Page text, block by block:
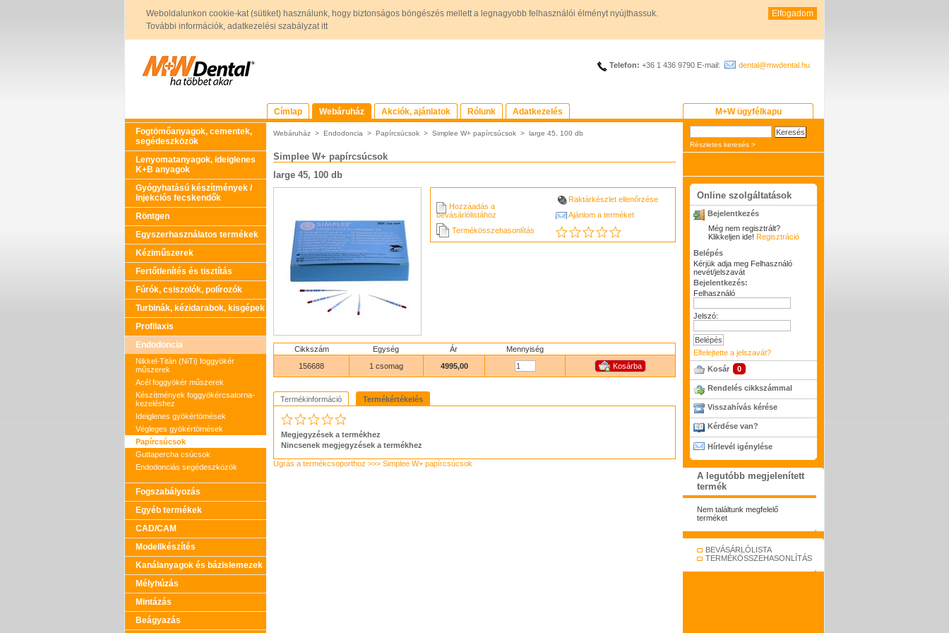
Weboldalunkon cookie-kat (sütiket) használunk, hogy biztonságos böngészés mellett a legnagyobb felhasználói élményt nyújthassuk.
További információk, adatkezelési szabályzat itt
Elfogadom
Telefon: +36 1 436 9790 E-mail: dental@mwdental.hu
Címlap Webáruház Akciók, ajánlatok Rólunk Adatkezelés
M+W ügyfélkapu
Fogtömőanyagok, cementek,
segédeszközök
Lenyomatanyagok, ideiglenes
K+B anyagok
Gyógyhatású készítmények /
Injekciós fecskendők
Röntgen
Egyszerhasználatos termékek
Kéziműszerek
Fertőtlenítés és tisztítás
Fúrók, csiszolók, polírozók
Turbinák, kézidarabok, kisgépek
Profilaxis
Endodoncia
Nikkel-Titán (NiTi) foggyökér
műszerek
Acél foggyökér műszerek
Készítmények foggyökércsatorna-
kezeléshez
Ideiglenes gyökértömések
Végleges gyökértömések
Papírcsúcsok
Guttapercha csúcsok
Endodonciás segédeszközök
Fogszabályozás
Egyéb termékek
CAD/CAM
Modellkészítés
Kanálanyagok és bázislemezek
Mélyhúzás
Mintázás
Beágyazás
Webáruház > Endodoncia > Papírcsúcsok > Simplee W+ papírcsúcsok > large 45, 100 db
Simplee W+ papírcsúcsok
large 45, 100 db
Hozzáadás a
bevásárlólistához
Termékösszehasonlítás
Raktárkészlet ellenőrzése
Ajánlom a terméket
Cikkszám Egység Ár
Mennyiség
156688
1 csomag 4995,00
Termékinformáció Termékértékelés
Megjegyzések a termékhez
Nincsenek megjegyzések a termékhez
Ugrás a termékcsoporthoz >>> Simplee W+ papírcsúcsok
Részletes keresés >
Online szolgáltatások
Bejelentkezés
Még nem regisztrált?
Klikkeljen ide! Regisztráció
Belépés
Kérjük adja meg Felhasználó
nevét/jelszavát
Bejelentkezés:
Felhasználó
Jelszó:
Elfelejtette a jelszavát?
Kosár
0
Rendelés cikkszámmal
Visszahívás kérése
Kérdése van?
Hírlevél igénylése
A legutóbb megjelenített
termék
Nem találtunk megfelelő
terméket
BEVÁSÁRLÓLISTA
TERMÉKÖSSZEHASONLÍTÁS